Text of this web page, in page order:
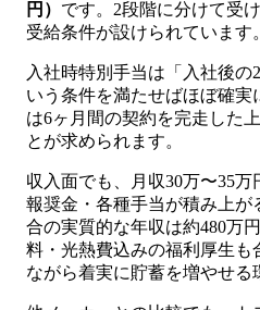
円） です。2段階に分けて受
受給条件が設けられています。
入社時特別手当は「入社後の
いう条件を満たせばほぼ確実
は6ヶ月間の契約を完走した
とが求められます。
収入面でも、月収30万〜35
報奨金・各種手当が積み上が
合の実質的な年収は約480万
料・光熱費込みの福利厚生も
ながら着実に貯蓄を増やせる